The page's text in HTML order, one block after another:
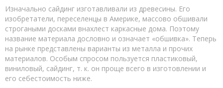
Изначально сайдинг изготавливали из древесины. Его
изобретатели, переселенцы в Америке, массово обшивали
строгаными досками внахлест каркасные дома. Поэтому
название материала дословно и означает «обшивка». Теперь
на рынке представлены варианты из металла и прочих
материалов. Особым спросом пользуется пластиковый,
виниловый, сайдинг, т. к. он проще всего в изготовлении и
его себестоимость ниже.